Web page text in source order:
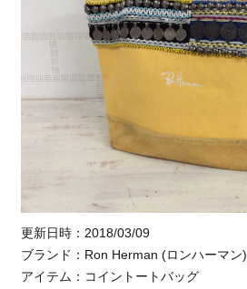
更新日時：2018/03/09
ブランド：Ron Herman (ロンハーマン)
アイテム：コイントートバッグ